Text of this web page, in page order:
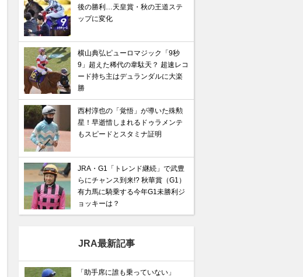
後の勝利…天皇賞・秋の王道ステ
ップに変化
横山典弘ピューロマジック「9秒
9」超えた稀代の韋駄天？ 超速レコ
ード持ち主はデュランダルに大楽
勝
西村淳也の「覚悟」が導いた殊勲
星！早逝惜しまれるドゥラメンテ
もスピードとスタミナ証明
JRA・G1「トレンド継続」で武豊
らにチャンス到来!? 秋華賞（G1）
有力馬に騎乗する今年G1未勝利ジ
ョッキーは？
JRA最新記事
「助手席に誰も乗っていない」